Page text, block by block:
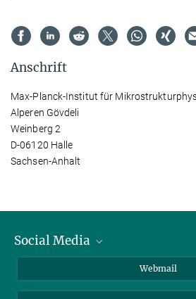
Anschrift
Max-Planck-Institut für
Alperen Gövdeli
Weinberg 2
D-06120 Halle
Sachsen-Anhalt
Social Media
YouTube
Webmail